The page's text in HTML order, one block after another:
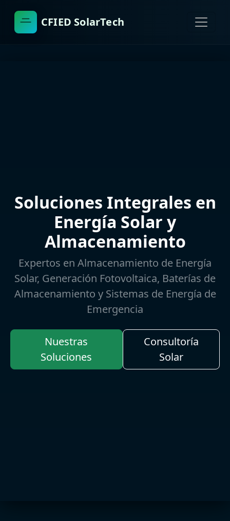
CFIED SolarTech
Soluciones Integrales en
Energía Solar y
Almacenamiento
Expertos en Almacenamiento de Energía
Solar, Generación Fotovoltaica, Baterías de
Almacenamiento y Sistemas de Energía de
Emergencia
Nuestras
Soluciones
Consultoría
Solar